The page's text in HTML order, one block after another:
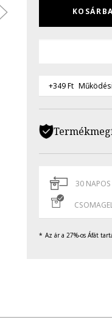
+349 Ft
30 NAPOS
Az ár a 27%-os Áfát